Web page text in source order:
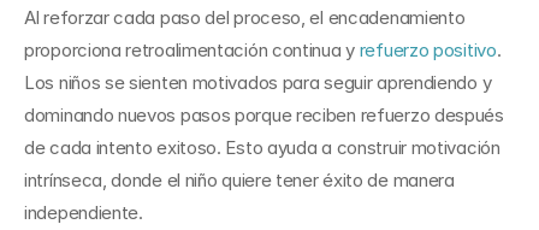
Al reforzar cada paso del proceso, el encadenamiento
proporciona retroalimentación continua y refuerzo positivo.
Los niños se sienten motivados para seguir aprendiendo y
dominando nuevos pasos porque reciben refuerzo después
de cada intento exitoso. Esto ayuda a construir motivación
intrínseca, donde el niño quiere tener éxito de manera
independiente.